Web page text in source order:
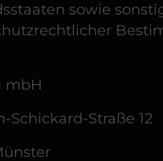
sowie
mbH
Schickard-Straße 12